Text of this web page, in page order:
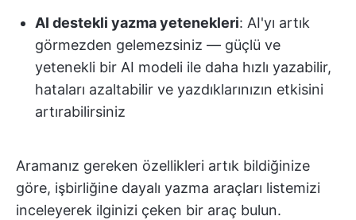
AI destekli yazma yetenekleri: AI'yı artık
görmezden gelemezsiniz — güçlü ve
yetenekli bir AI modeli ile daha hızlı yazabilir,
hataları azaltabilir ve yazdıklarınızın etkisini
artırabilirsiniz
Aramanız gereken özellikleri artık bildiğinize
göre, işbirliğine dayalı yazma araçları listemizi
inceleyerek ilginizi çeken bir araç bulun.